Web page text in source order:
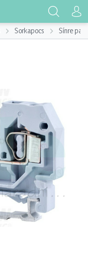
Sorkapocs Sínre